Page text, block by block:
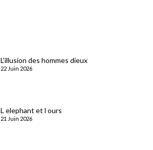
L'illusion des hommes dieux
22 Juin 2026
L elephant et l ours
21 Juin 2026